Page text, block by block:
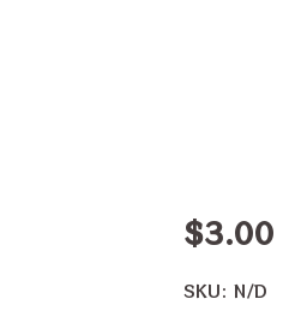
$3.00
SKU: N/D